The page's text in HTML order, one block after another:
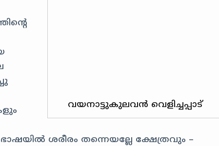
വയനാട്ടുകുലവൻ‌‌ വെളിച്ചപ്പാട്‌
ശരീരം തന്നെയല്ലേ ക്ഷേത്രവും –